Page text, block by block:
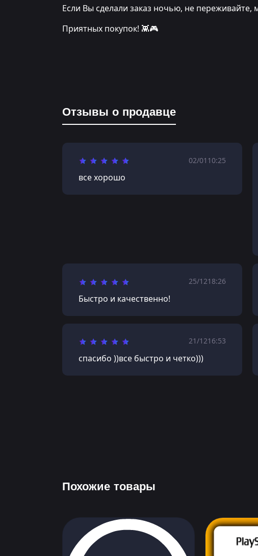
Если Вы сделали заказ ночью, не
Приятных покупок! 👾🎮
Отзывы о продавце
02/01 10:25
все хорошо
25/1218:26
Быстро и качественно!
21/1216:53
спасибо ))все быстро и четко)))
Похожие товары